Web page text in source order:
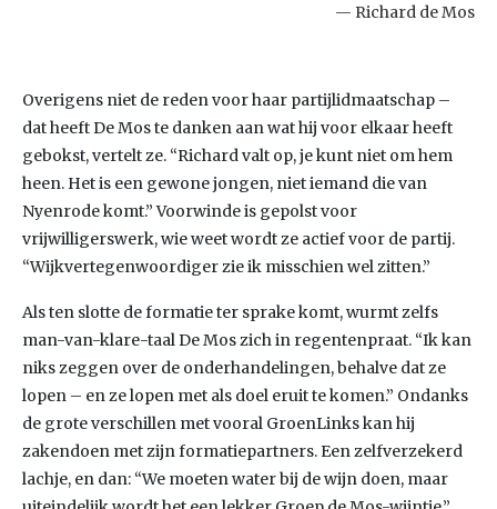
Richard de Mos
Overigens niet de reden voor haar partijlidmaatschap –
dat heeft De Mos te danken aan wat hij voor elkaar heeft
gebokst, vertelt ze. “Richard valt op, je kunt niet om hem
heen. Het is een gewone jongen, niet iemand die van
Nyenrode komt.” Voorwinde is gepolst voor
vrijwilligerswerk, wie weet wordt ze actief voor de partij.
“Wijkvertegenwoordiger zie ik misschien wel zitten.”
Als ten slotte de formatie ter sprake komt, wurmt zelfs
man-van-klare-taal De Mos zich in regentenpraat. “Ik kan
niks zeggen over de onderhandelingen, behalve dat ze
lopen – en ze lopen met als doel eruit te komen.” Ondanks
de grote verschillen met vooral GroenLinks kan hij
zakendoen met zijn formatiepartners. Een zelfverzekerd
lachje, en dan: “We moeten water bij de wijn doen, maar